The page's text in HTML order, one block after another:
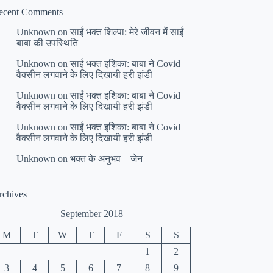
Comments
Unknown onसाईं भक्त शिल्पा: मेरे जीवन में साईं
बाबा की उपस्थिति
Unknown onसाईं भक्त इशिका: बाबा ने Covid
वैक्सीन लगवाने के लिए दिखायी हरी झंडी
Unknown onसाईं भक्त इशिका: बाबा ने Covid
वैक्सीन लगवाने के लिए दिखायी हरी झंडी
Unknown onसाईं भक्त इशिका: बाबा ने Covid
वैक्सीन लगवाने के लिए दिखायी हरी झंडी
Unknown onभक्त के अनुभव – जेन
September 2018
M T W T F S
S
1
2
3
4 5 6 7 8 9